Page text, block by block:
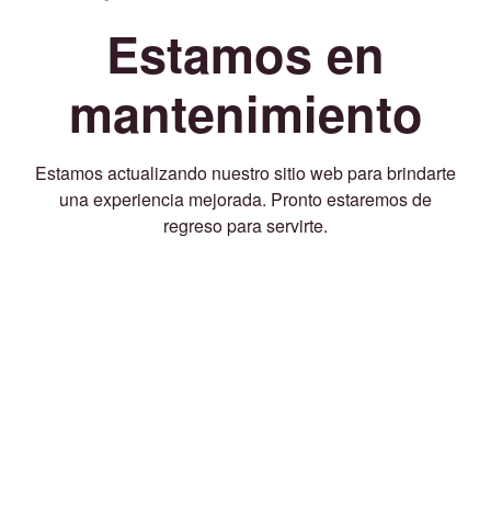
Estamos en
mantenimiento
Estamos actualizando nuestro sitio web para brindarte
una experiencia mejorada. Pronto estaremos de
regreso para servirte.